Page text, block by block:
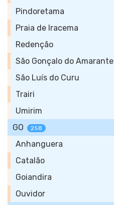
Pindoretama
Praia de Iracema
Redenção
São Gonçalo do Amarante
São Luís do Curu
Trairi
Umirim
GO
258
Anhanguera
Catalão
Goiandira
Ouvidor